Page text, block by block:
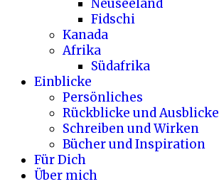
Neuseeland
Fidschi
Kanada
Afrika
Südafrika
Einblicke
Persönliches
Rückblicke und Ausblicke
Schreiben und Wirken
Bücher und Inspiration
Für Dich
Über mich